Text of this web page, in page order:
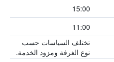
15:00
11:00
تختلف السياسات حسب
نوع الغرفة ومزود الخدمة.